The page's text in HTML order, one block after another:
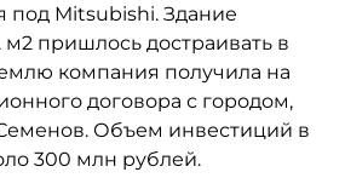
под Mitsubishi. Здание
пришлось достраивать в
компания получила на
договора с городом,
Объем инвестиций в
300 млн рублей.